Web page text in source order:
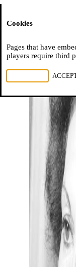
Cookies
Pages that have
players require third